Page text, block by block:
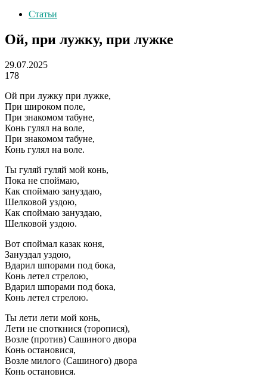
Статьи
Ой, при лужку, при лужке
29.07.2025
178
Ой при лужку при лужке,
При широком поле,
При знакомом табуне,
Конь гулял на воле,
При знакомом табуне,
Конь гулял на воле.
Ты гуляй гуляй мой конь,
Пока не споймаю,
Как споймаю зануздаю,
Шелковой уздою,
Как споймаю зануздаю,
Шелковой уздою.
Вот споймал казак коня,
Зануздал уздою,
Вдарил шпорами под бока,
Конь летел стрелою,
Вдарил шпорами под бока,
Конь летел стрелою.
Ты лети лети мой конь,
Лети не споткнися (торопися),
Возле (против) Сашиного двора
Конь остановися,
Возле милого (Сашиного) двора
Конь остановися.